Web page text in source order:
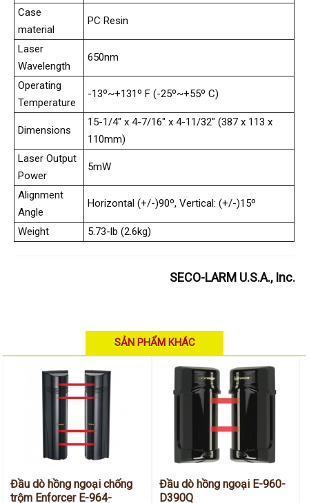
Case
material
PC Resin
Laser
Wavelength
650nm
Operating
Temperature
-13º~+131º F (-25º~+55º C)
Dimensions
15-1/4" x 4-7/16" x 4-11/32" (387 x 113 x
110mm)
Laser Output
Power
5mW
Alignment
Angle
Horizontal (+/-)90º, Vertical: (+/-)15º
Weight 5.73-lb (2.6kg)
SECO-LARM U.S.A., Inc.
SẢN PHẨM KHÁC
Đầu dò hồng ngoại chống
trộm Enforcer E-964-
Đầu dò hồng ngoại E-960-
D390Q